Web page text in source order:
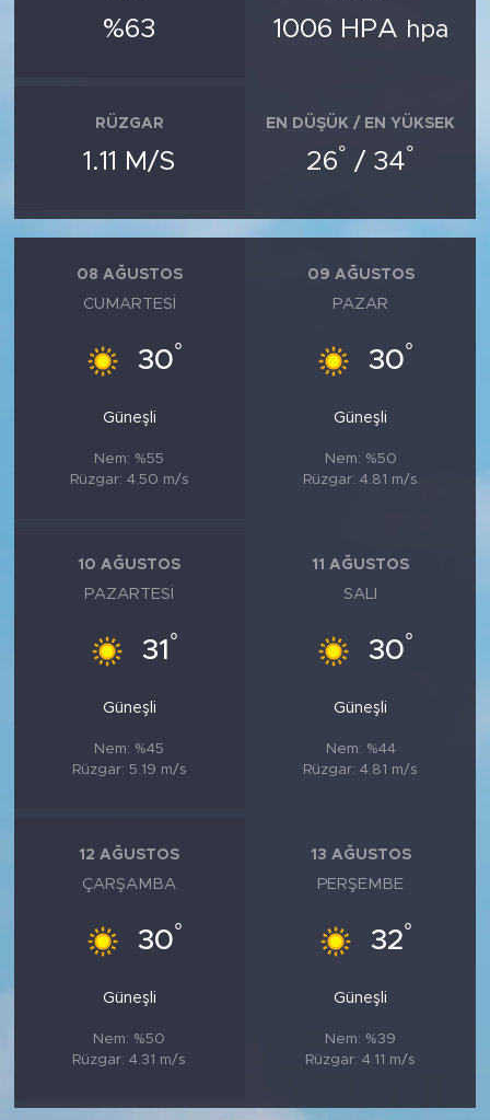
%63 1006 HPA hpa
RÜZGAR
1.11 M/S
EN DÜŞÜK / EN YÜKSEK
26° / 34°
08 AĞUSTOS
CUMARTESI
30°
Güneşli
Nem: %55
Rüzgar: 4.50 m/s
09 AĞUSTOS
PAZAR
30°
Güneşli
Nem: %50
Rüzgar: 4.81 m/s
10 AĞUSTOS
PAZARTESI
31 °
Güneşli
Nem: %45
Rüzgar: 5.19 m/s
11 AĞUSTOS
SALI
30°
Güneşli
Nem: %44
Rüzgar: 4.81 m/s
12 AĞUSTOS
ÇARŞAMBA
30°
Güneşli
Nem: %50
Rüzgar: 4.31 m/s
13 AĞUSTOS
PERŞEMBE
32°
Güneşli
Nem: %39
Rüzgar: 4.11 m/s